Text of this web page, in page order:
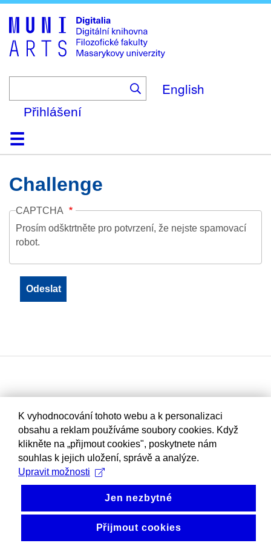
to
main
content
English
Přihlášení
DomůKolekce
Prohlížení
Vyhledávání
O platformě
Nápověda
KontaktDigitalia
Challenge
CAPTCHA
Prosím odšktrtněte pro potvrzení, že nejste spamovací
robot.
K vyhodnocování tohoto webu a k personalizaci
obsahu a reklam používáme soubory cookies. Když
klikněte na „přijmout cookies", poskytnete nám
souhlas k jejich uložení, správě a analýze.
Upravit možnosti
Jen nezbytné
Přijmout cookies